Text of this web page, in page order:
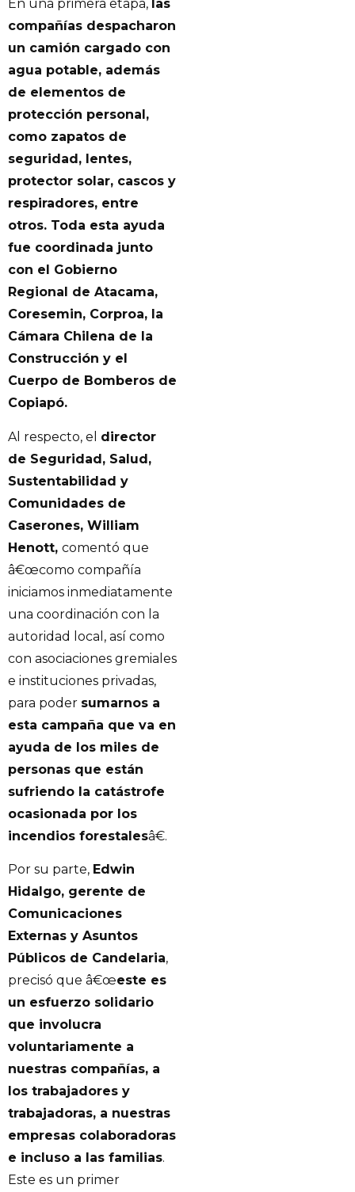
En una primera etapa, las
compañías despacharon
un camión cargado con
agua potable, además
de elementos de
protección personal,
como zapatos de
seguridad, lentes,
protector solar, cascos y
respiradores, entre
otros. Toda esta ayuda
fue coordinada junto
con el Gobierno
Regional de Atacama,
Coresemin, Corproa, la
Cámara Chilena de la
Construcción y el
Cuerpo de Bomberos de
Copiapó.
Al respecto, el director
de Seguridad, Salud,
Sustentabilidad y
Comunidades de
Caserones, William
Henott, comentó que
â€œcomo compañía
iniciamos inmediatamente
una coordinación con la
autoridad local, así como
con asociaciones gremiales
e instituciones privadas,
para poder sumarnos a
esta campaña que va en
ayuda de los miles de
personas que están
sufriendo la catástrofe
ocasionada por los
incendios forestalesâ€.
Por su parte, Edwin
Hidalgo, gerente de
Comunicaciones
Externas y Asuntos
Públicos de Candelaria,
precisó que â€œeste es
un esfuerzo solidario
que involucra
voluntariamente a
nuestras compañías, a
los trabajadores y
trabajadoras, a nuestras
empresas colaboradoras
e incluso a las familias.
Este es un primer